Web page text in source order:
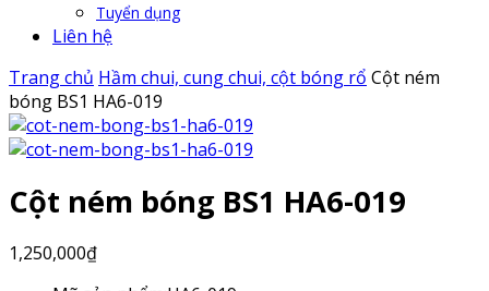
Tuyển dụng
Liên hệ
Trang chủ Hầm chui, cung chui, cột bóng rổ Cột ném
bóng BS1 HA6-019
Cột ném bóng BS1 HA6-019
1,250,000₫